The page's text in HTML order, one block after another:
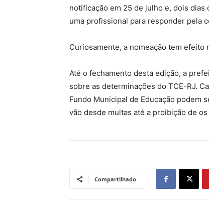
notificação em 25 de julho e, dois dias
uma profissional para responder pela
Curiosamente, a nomeação tem efeito
Até o fechamento desta edição, a
sobre as determinações do TCE-RJ.
Fundo Municipal de Educação podem
vão desde multas até a proibição de
Compartilhado